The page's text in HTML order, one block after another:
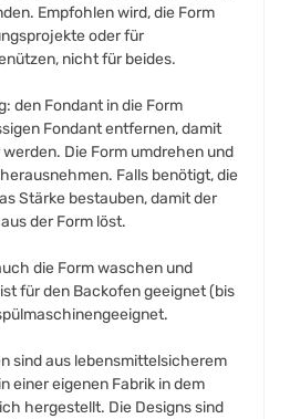
Empfohlen wird, die Form
oder für
nicht für beides.
den Fondant in die Form
Fondant entfernen, damit
Die Form umdrehen und
Falls benötigt, die
Stärke bestauben, damit der
der Form löst.
die Form waschen und
für den Backofen geeignet (bis
sind aus lebensmittelsicherem
einer eigenen Fabrik in dem
hergestellt. Die Designs sind